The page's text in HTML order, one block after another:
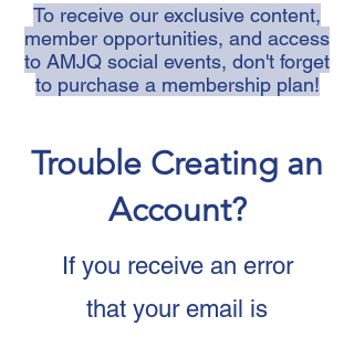
Accès aux événements
Programmes de formation
continue
Abonnement à l'infolettre de
l'AMJQ
To receive our exclusive content,
member opportunities, and access
to AMJQ social events, don't forget
to purchase a membership plan!
Trouble Creating an
Account?
If you receive an error
that your email is